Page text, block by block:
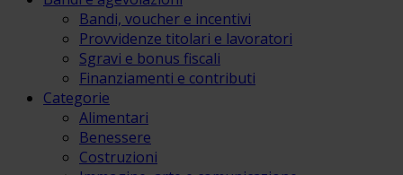
Bandi, voucher e incentivi
Provvidenze titolari e lavoratori
Sgravi e bonus fiscali
Finanziamenti e contributi
Categorie
Alimentari
Benessere
Costruzioni